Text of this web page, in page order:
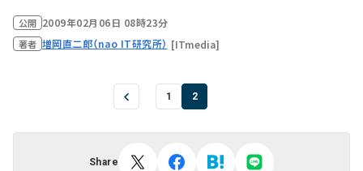
公開 2009年02月06日 08時23分
著者 増岡直二郎（nao IT研究所） [ITmedia]
1 2
Share